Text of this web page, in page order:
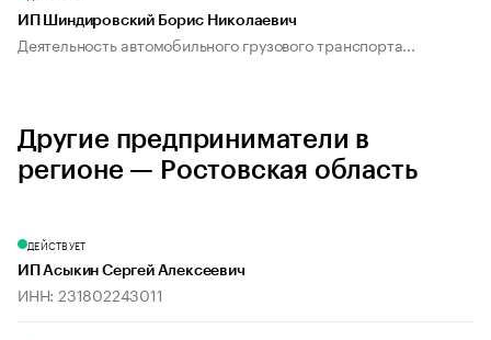
ИП Шиндировский Борис Николаевич
Деятельность автомобильного грузового транспорта...
Другие предприниматели в
регионе — Ростовская область
ДЕЙСТВУЕТ
ИП Асыкин Сергей Алексеевич
ИНН: 231802243011